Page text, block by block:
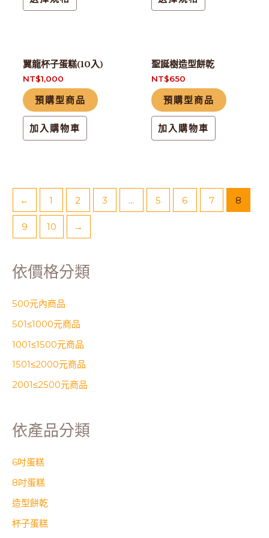
依價格分類
500元內商品
501≤1000元商品
1001≤1500元商品
1501≤2000元商品
2001≤2500元商品
依產品分類
6吋蛋糕
8吋蛋糕
造型餅乾
杯子蛋糕
項
項
種
在
產
品
頁
選
項
種
在
產
品
頁
選
項
翼龍杯子蛋糕(10入)
NT$1,000
預購型商品
加入購物車
聖誕樹造型餅乾
NT$650
預購型商品
加入購物車
← 1 2 3 ... 5 6 7 8
9 10 →